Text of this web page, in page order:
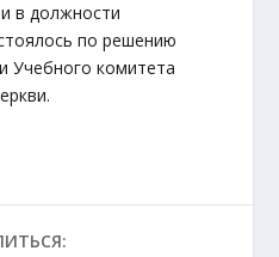
в должности
по решению
Учебного комитета